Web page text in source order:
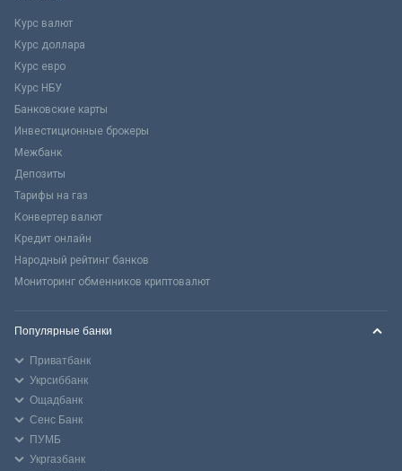
Курс валют
Курс доллара
Курс евро
Курс НБУ
Банковские карты
Инвестиционные брокеры
Межбанк
Депозиты
Тарифы на газ
Конвертер валют
Кредит онлайн
Народный рейтинг банков
Мониторинг обменников криптовалют
Популярные банки
Приватбанк
Укрсиббанк
Ощадбанк
Сенс Банк
ПУМБ
Укргазбанк